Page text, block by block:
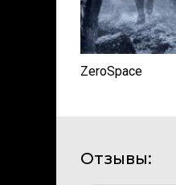
ZeroSpace
Отзывы: